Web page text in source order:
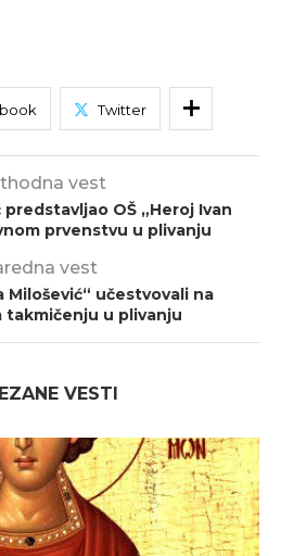
Twitter
vest
OŠ „Heroj Ivan
prvenstvu u plivanju
vest
Milošević“ učestvovali na
takmičenju u plivanju
VESTI